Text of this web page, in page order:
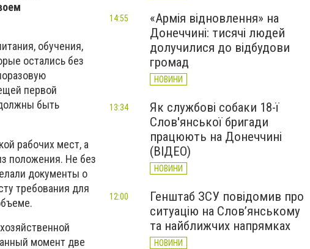
обучения,
остались без
первой
быть
рабочих мест, а
положения. Не без
документы о
требования для
момент две
«Армія відновлення» на
Донеччині: тисячі людей
долучилися до відбудови
громад
НОВИНИ
14:55
Як службові собаки 18-ї
Слов'янської бригади
працюють на Донеччині
(ВІДЕО)
НОВИНИ
13:34
Генштаб ЗСУ повідомив про
ситуацію на Слов’янському
та найближчих напрямках
НОВИНИ
12:00